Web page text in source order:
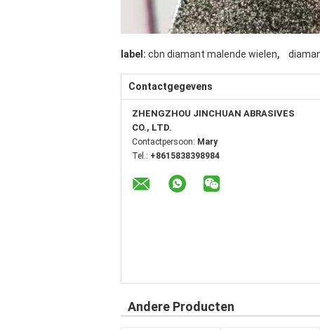
label: cbn diamant malende wielen,
Contactgegevens
ZHENGZHOU JINCHUAN ABRASIVES
CO., LTD.
Contactpersoon: Mary
Tel.: +8615838398984
Andere Producten